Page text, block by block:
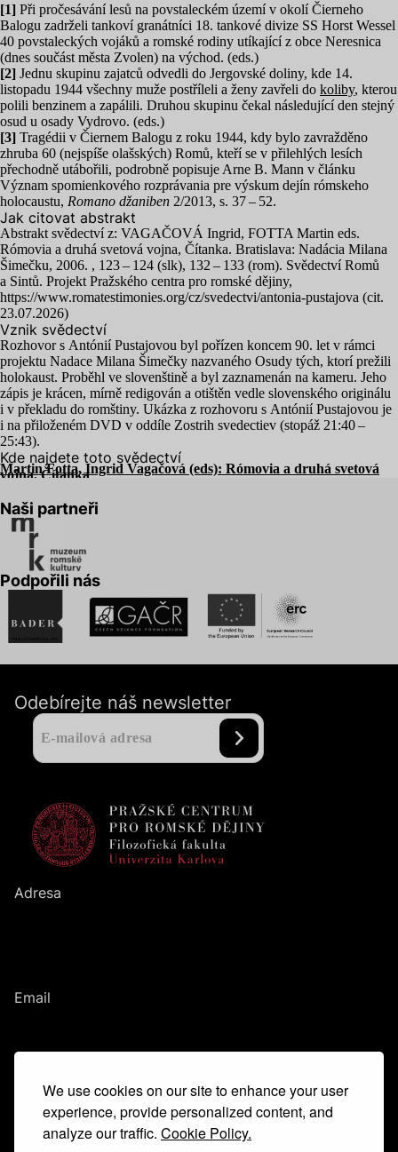
We use cookies on our site to enhance your user
experience, provide personalized content, and
analyze our traffic. Cookie Policy.
[1] Při pročesávání lesů na povstaleckém území v okolí Čierneho
Balogu zadrželi tankoví granátníci 18. tankové divize SS Horst Wessel
40 povstaleckých vojáků a romské rodiny utíkající z obce Neresnica
(dnes součást města Zvolen) na východ. (eds.)
[2] Jednu skupinu zajatců odvedli do Jergovské doliny, kde 14.
listopadu 1944 všechny muže postříleli a ženy zavřeli do koliby, kterou
polili benzinem a zapálili. Druhou skupinu čekal následující den stejný
osud u osady Vydrovo. (eds.)
[3] Tragédii v Čiernem Balogu z roku 1944, kdy bylo zavražděno
zhruba 60 (nejspíše olašských) Romů, kteří se v přilehlých lesích
přechodně utábořili, podrobně popisuje Arne B. Mann v článku
Význam spomienkového rozprávania pre výskum dejín rómskeho
holocaustu, Romano džaniben 2/2013, s. 37– 52.
Jak citovat abstrakt
Abstrakt svědectví z: VAGAČOVÁ Ingrid, FOTTA Martin eds.
Rómovia a druhá svetová vojna, Čítanka. Bratislava: Nadácia Milana
Šimečku, 2006. , 123– 124 (slk), 132 – 133 (rom). Svědectví Romů
a Sintů. Projekt Pražského centra pro romské dějiny,
https://www.romatestimonies.org/cz/svedectvi/antonia-pustajova (cit.
23.07.2026)
Vznik svědectví
Rozhovor s Antónií Pustajovou byl pořízen koncem 90. let v rámci
projektu Nadace Milana Šimečky nazvaného Osudy tých, ktorí prežili
holokaust. Proběhl ve slovenštině a byl zaznamenán na kameru. Jeho
zápis je krácen, mírně redigován a otištěn vedle slovenského originálu
i v překladu do romštiny. Ukázka z rozhovoru s Antónií Pustajovou je
i na přiloženém DVD v oddíle Zostrih svedectiev (stopáž 21 :40–
25:43).
Kde najdete toto svědectví
Martin Fotta, Ingrid Vagačová (eds): Rómovia a druhá svetová
vojna. Čítanka
Naši partneři
Podpořili nás
Odebírejte náš newsletter
Adresa
Email
Menu
Hlavní idea
Kontakt
Glosář